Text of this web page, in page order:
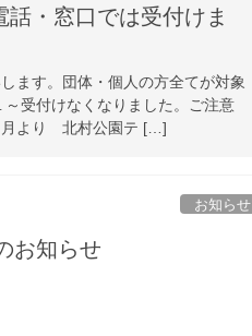
・窓口では受付けま
ます。団体・個人の方全てが対象
受付けなくなりました。ご注意
月より 北村公園テ […]
お知らせ
お知らせ